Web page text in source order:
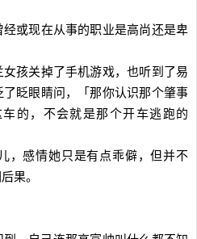
或现在从事的职业是高尚还是卑
孩关掉了手机游戏，也听到了易
眨眼睛问，「那你认识那个肇事
的，不会就是那个开车逃跑的
感情她只是有点乖僻，但并不
果。